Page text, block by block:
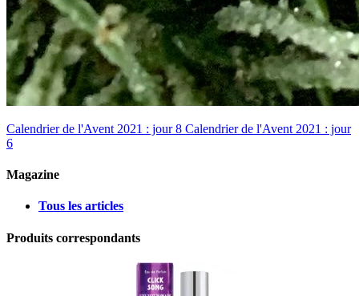
Calendrier de l'Avent 2021 : jour 8 Calendrier de l'Avent 2021 : jour
6
Magazine
Tous les articles
Produits correspondants